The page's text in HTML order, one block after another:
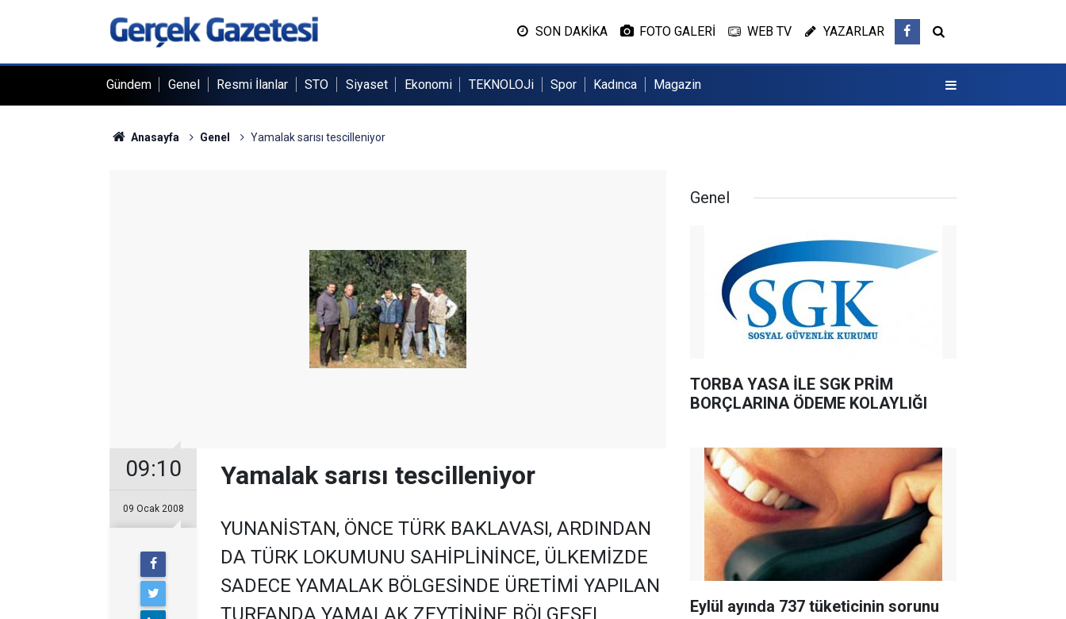
SON DAKİKA FOTO GALERİ WEB TV YAZARLAR
Gündem Genel Resmi İlanlar STO Siyaset Ekonomi TEKNOLOJi Spor Kadınca Magazin
Anasayfa Genel Yamalak sarısı tescilleniyor
09:10
09 Ocak 2008
Yamalak sarısı tescilleniyor
YUNANİSTAN, ÖNCE TÜRK BAKLAVASI, ARDINDAN
DA TÜRK LOKUMUNU SAHİPLİNİNCE, ÜLKEMİZDE
SADECE YAMALAK BÖLGESİNDE ÜRETİMİ YAPILAN
TURFANDA YAMALAK ZEYTİNİNE BÖLGESEL
Genel
TORBA YASA İLE SGK PRİM
BORÇLARINA ÖDEME KOLAYLIĞI
Eylül ayında 737 tüketicinin sorunu